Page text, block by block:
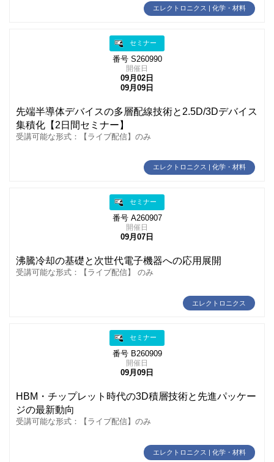
エレクトロニクス | 化学・材料
セミナー
番号 S260990
開催日
09月02日
09月09日
先端半導体デバイスの多層配線技術と2.5D/3Dデバイス
集積化【2日間セミナー】
受講可能な形式：【ライブ配信】のみ
エレクトロニクス | 化学・材料
セミナー
番号 A260907
開催日
09月07日
沸騰冷却の基礎と次世代電子機器への応用展開
受講可能な形式：【ライブ配信】 のみ
エレクトロニクス
セミナー
番号 B260909
開催日
09月09日
HBM・チップレット時代の3D積層技術と先進パッケー
ジの最新動向
受講可能な形式：【ライブ配信】のみ
エレクトロニクス | 化学・材料